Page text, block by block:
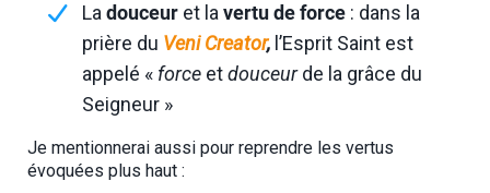
La douceur et la vertu de force : dans la
prière du Veni Creator, l’Esprit Saint est
appelé « force etdouceurde la grâce du
Seigneur »
Je mentionnerai aussi pour reprendre les vertus
évoquées plus haut :